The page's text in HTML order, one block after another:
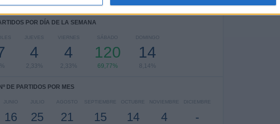
POR DÍA DE LA SEMANA
JUEVES
4
2,33%
VIERNES
4
2,33%
SÁBADO
120
69,77%
DOMINGO
14
8,14%
Nº DE PARTIDOS POR MES
JUNIO
16
JULIO
25
AGOSTO
21
SEPTIEMBRE
15
OCTUBRE
14
NOVIEMBRE
4
DICIEMBRE
-